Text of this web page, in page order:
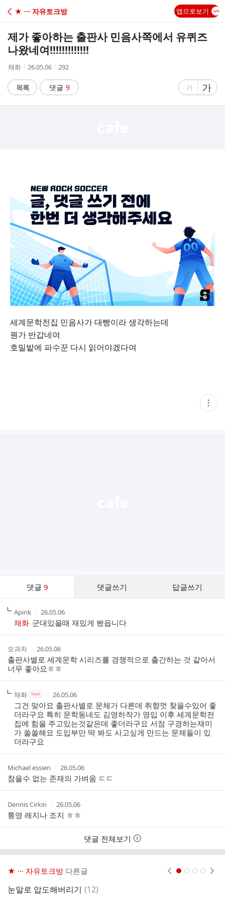
C
A
★ ··· 자유토크방 앱으로보기
제가 좋아하는 출판사 민음사쪽에서 유퀴즈
나왔네여!!!!!!!!!!!!!
작
자
채화
작
시
간
26.05.06
조
수
292
목록 댓글 9
글
가
글
자
가
세계문학전집 민음사가 대빵이라 생각하는데
뭔가 반갑네여
호밀밭에 파수꾼 다시 읽어야겠다여
현
재
댓글 9 댓글쓰기 답글쓰기
스
작
성
자
Apink
작
성
시
간
26.05.06
채화 군대있을때 재밌게 봤읍니다
작
성
자
모과차
작
성
시
간
26.05.06
출판사별로 세계문학 시리즈를 경쟁적으로 출간하는 것 같아서
너무 좋아요ㅎㅎ
작
성
자
채화작
성
자
본
인
여
부
작
작
성
시
간
26.05.06
그건 맞아요 출판사별로 문체가 다른데 취향껏 찾을수있어 좋
더라구요 특히 문학동네도 김영하작가 영입 이후 세계문학전
집에 힘을 주고있는것같은데 좋더라구요 서점 구경하는재미
가 쏠쏠해요 도입부만 딱 봐도 사고싶게 만드는 문체들이 있
더라구요
작
성
자
Michael essien
작
성
시
간
26.05.06
참을수 없는 존재의 가벼움 ㄷㄷ
작
성
자
Dennis Cirkin
작
성
시
간
26.05.06
통영 레지나 조지 ㅎㅎ
댓글 전체보기
★ ··· 자유토크방 다른글
눈알로 압도해버리기 댓
(12)